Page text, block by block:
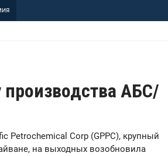
производства АБС/
Petrochemical Corp (GPPC), крупный
на выходных возобновила